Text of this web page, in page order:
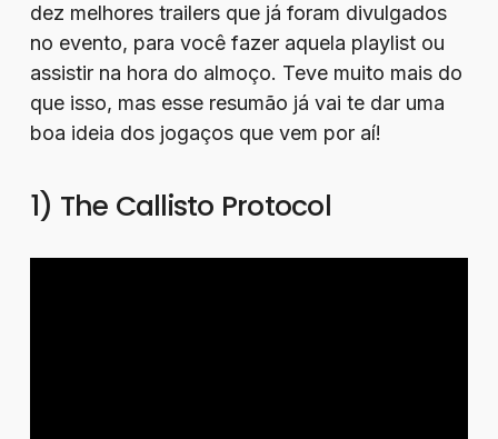
dez melhores trailers que já foram divulgados
no evento, para você fazer aquela playlist ou
assistir na hora do almoço. Teve muito mais do
que isso, mas esse resumão já vai te dar uma
boa ideia dos jogaços que vem por aí!
1) The Callisto Protocol